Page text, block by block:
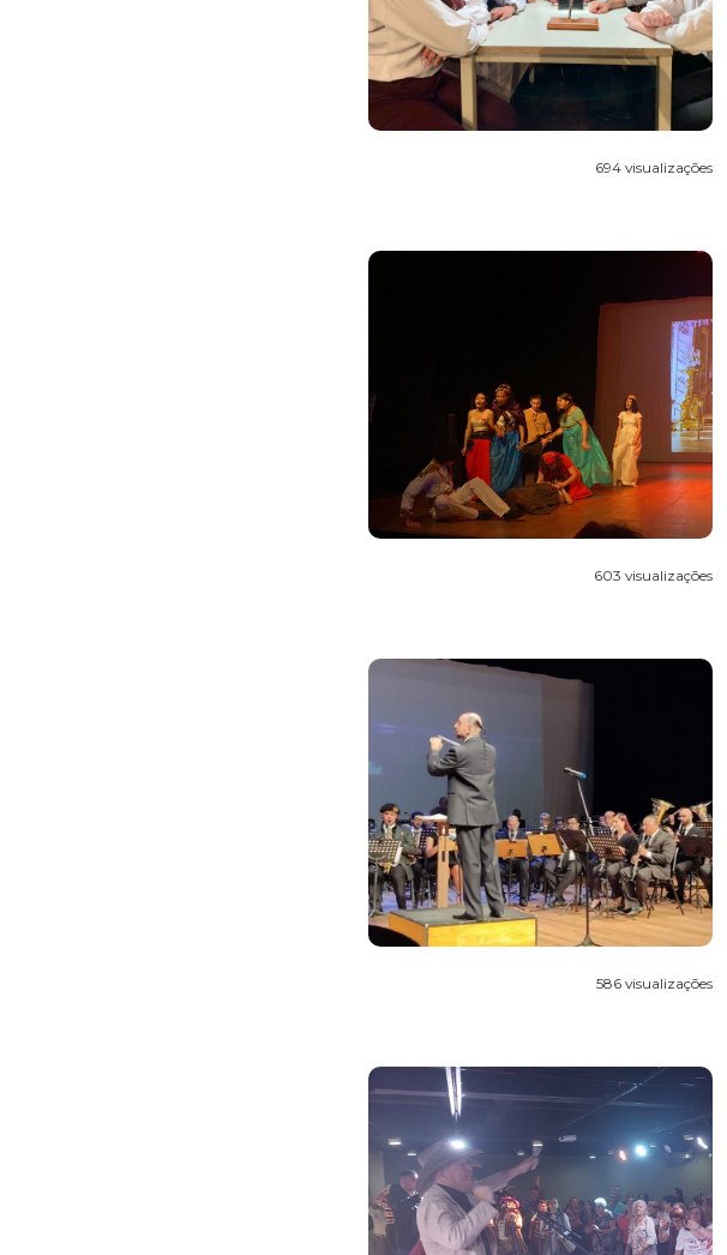
694 visualizações
603 visualizações
586 visualizações